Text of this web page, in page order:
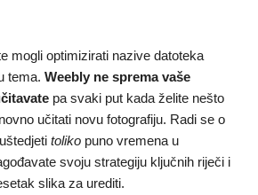
mogli optimizirati nazive datoteka
tema. Weebly ne sprema vaše
pa svaki put kada želite nešto
učitati novu fotografiju. Radi se o
toliko puno vremena u
svoju strategiju ključnih riječi i
slika za urediti.